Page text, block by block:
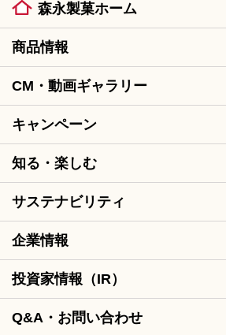
森永製菓ホーム
商品情報
CM・動画ギャラリー
キャンペーン
知る・楽しむ
サステナビリティ
企業情報
投資家情報（IR）
Q&A・お問い合わせ